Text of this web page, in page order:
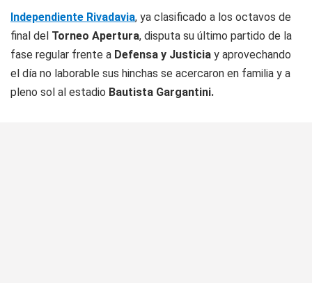
Independiente Rivadavia, ya clasificado a los octavos de
final del Torneo Apertura, disputa su último partido de la
fase regular frente a Defensa y Justicia y aprovechando
el día no laborable sus hinchas se acercaron en familia y a
pleno sol al estadio Bautista Gargantini.